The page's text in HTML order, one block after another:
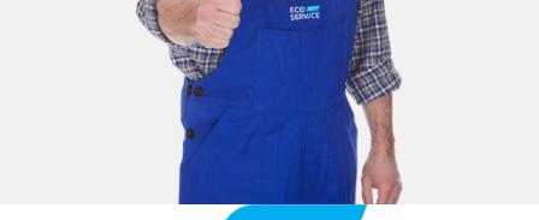
перезвоним в течение 3-х минут